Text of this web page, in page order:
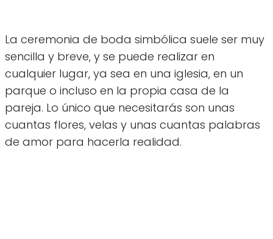
La ceremonia de boda simbólica suele ser muy
sencilla y breve, y se puede realizar en
cualquier lugar, ya sea en una iglesia, en un
parque o incluso en la propia casa de la
pareja. Lo único que necesitarás son unas
cuantas flores, velas y unas cuantas palabras
de amor para hacerla realidad.